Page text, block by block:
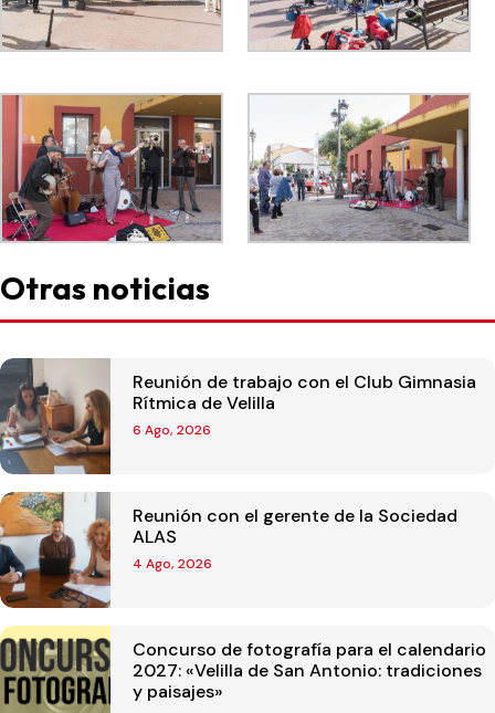
Otras noticias
Reunión de trabajo con el Club Gimnasia
Rítmica de Velilla
6 Ago, 2026
Reunión con el gerente de la Sociedad
ALAS
4 Ago, 2026
Concurso de fotografía para el calendario
2027: «Velilla de San Antonio: tradiciones
y paisajes»